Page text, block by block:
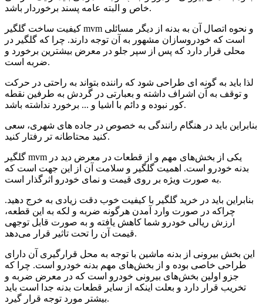
خاص و البته عامه پسند برخوردار باشد.
کیفیت ساخت گلگیر mvm و نحوه اتصال آن به بدنه از دیگر مسائلی
است که خودروسازان مشهور به آن توجه دارند. چرا که گلگیر در
محلی قرار دارد که پس از سپر جلو در معرض بیشترین برخورد و
ضربه است.
لذا باید به گونه ای طراحی شود که راننده بتواند به راحتی در حرکت
و توقف به آن اشراف داشته و بعبارتی در گردش به طرفین نقطه
کور نبوده و دائم با اشیا و ... برخورد نداشته باشد.
بنابراین باید در هنگام رانندگی به خصوص در جاده های شهری، سعی
کنید محتاطانه تر رفتار کنید.
گلگیر mvm یکی از بخش‌های مهم و از قطعات در معرض دید در
بدنه خودرو است. اهمیت گلگیر و سلامت آن از این جهت است که
به صورت ویژه بر روی قیمت و نمای خودرو اثرگذار است.
بنابراین باید در خرید گلگیر با کیفیت خوب دقت زیادی به خرج دهید.
چراکه در صورت وارد آمدن هرگونه ضربه و لکه به این قطعه،
ارزش ریالی خودرو شما کاهش یافته و به صورت قابل توجهی
قیمت آن را تحت تاثیر قرار می‌دهد.
این بخش بیرونی از بدنه ماشین با توجه به محل قرارگیری آن دارای
طراحی خاصی بوده و از بخش‌های مهم بدنه خودرو است. چرا که
جزو اولین بخش‌های بیرونی خودرو است که در معرض ضربه و
تخریب قرار دارد و بعلت اینکه از سایر قطعات بدنه جدا است باید
بیشتر مورد توجه قرار گیرد.